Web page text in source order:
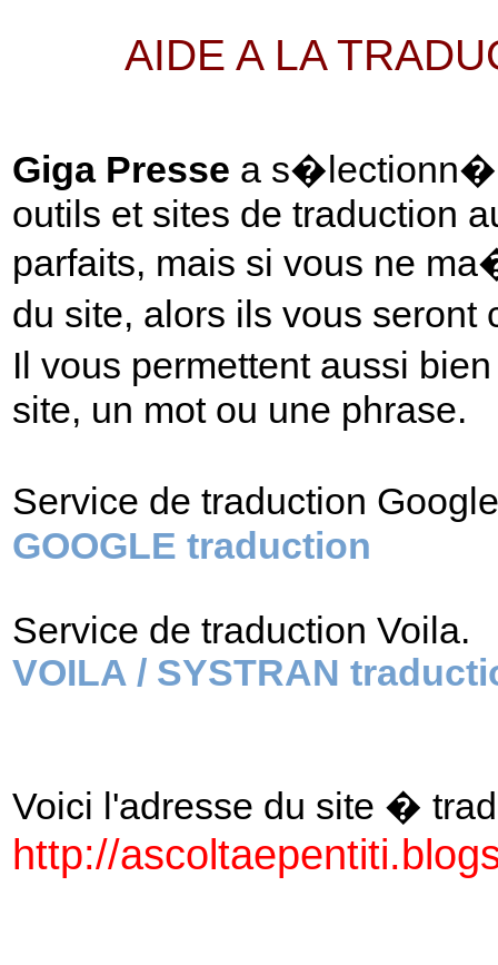
AIDE A LA
Giga Presse a s�lectionn�
outils et sites de traduction
parfaits, mais si vous ne
du site, alors ils vous
Il vous permettent aussi
site, un mot ou une phrase.
Service de traduction
GOOGLE traduction
Service de traduction Voila.
VOILA / SYSTRAN
Voici l'adresse du site �
http://